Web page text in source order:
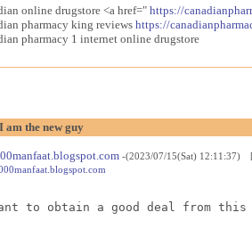
online drugstore <a href=" https://
pharmacy king reviews https://
pharmacy 1 internet online drugstore
I am the new guy
-(2023/07/15(Sat) 12:11:37)
to obtain a good deal from this